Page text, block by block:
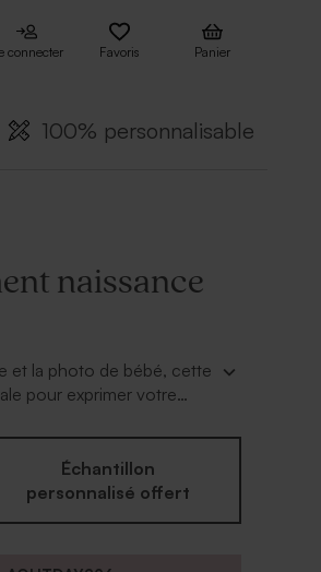
connecter Favoris Panier
100% personnalisable
naissance
et la photo de bébé, cette
pour exprimer votre
Échantillon
personnalisé offert